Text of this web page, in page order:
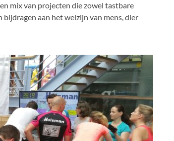
mix van projecten die zowel tastbare
aan het welzijn van mens, dier